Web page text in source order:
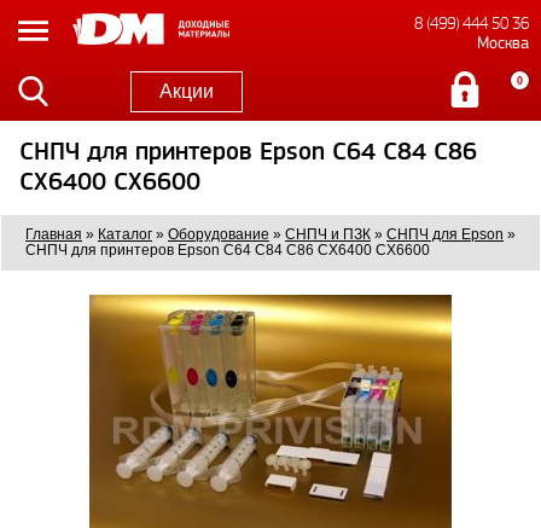
8 (499) 444 50 36
Москва
Акции 0
СНПЧ для принтеров Epson С64 C84 C86
CX6400 CX6600
Главная » Каталог » Оборудование » СНПЧ и ПЗК » СНПЧ для Epson »
СНПЧ для принтеров Epson С64 C84 C86 CX6400 CX6600
0